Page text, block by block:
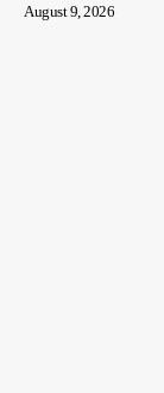
August 9, 2026